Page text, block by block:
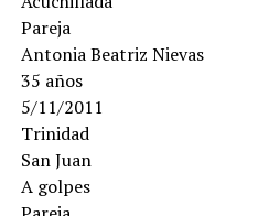
Pareja
Antonia Beatriz Nievas
35 años
5/11/2011
Trinidad
San Juan
A golpes